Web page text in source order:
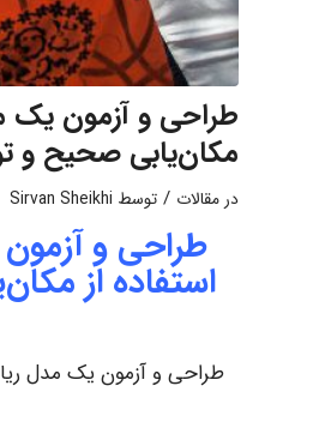
طراحی و آزمون یک
مکان‌یابی صحیح و
در مقالات / توسط Sirvan Sheikhi
طراحی و
استفاده از
طراحی و آزمون یک مدل